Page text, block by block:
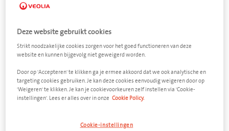
A-hout
Open afzetcontainer 10 m³
Deze website gebruikt cookies
Strikt noodzakelijke cookies zorgen voor het goed functioneren van deze
website en kunnen bijgevolg niet geweigerd worden.
Door op 'Accepteren' te klikken ga je ermee akkoord dat we ook analytische en
targeting cookies gebruiken. Je kan deze cookies eenvoudig weigeren door op
'Weigeren' te klikken. Je kan je cookievoorkeuren zelf instellen via 'Cookie-
instellingen'. Lees er alles over in onze Cookie Policy.
Cookie-instellingen